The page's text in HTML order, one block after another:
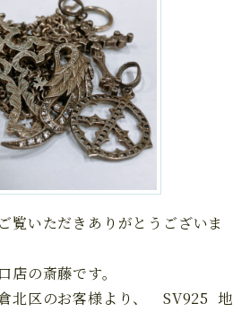
覧いただきありがとうございま
店の斎藤です。
北区のお客様より、 SV925 地